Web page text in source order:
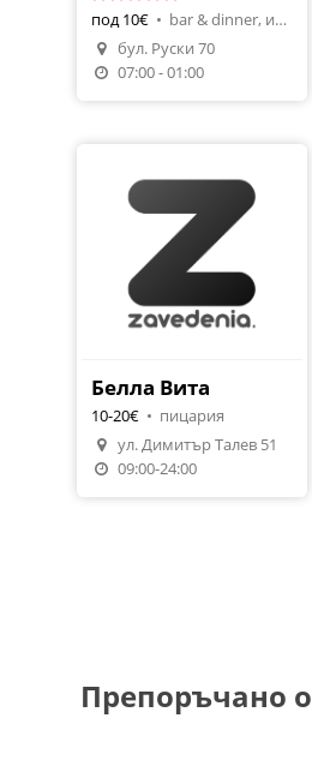
под 10€ •
bar & dinner, интернационална
бул. Руски 70
07:00 - 01:00
Белла Вита
10-20€ • пицария
ул. Димитър Талев 51
09:00-24:00
Препоръчано